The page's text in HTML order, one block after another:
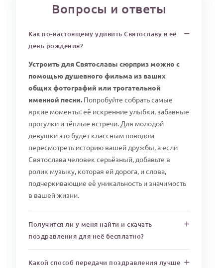
Вопросы и ответы
Как по-настоящему удивить Святославу в её
день рождения?
Устроить для Святославы сюрприз можно с
помощью душевного фильма из ваших
общих фотографий или трогательной
именной песни. Попробуйте собрать самые
яркие моменты: её искренние улыбки, забавные
прогулки и тёплые встречи. Для молодой
девушки это будет классным поводом
пересмотреть историю вашей дружбы, а если
Святослава человек серьёзный, добавьте в
ролик музыку, которая ей дорога, и слова,
подчеркивающие её уникальность и значимость
в вашей жизни.
Получится ли у меня найти и скачать
поздравления для неё бесплатно?
Какой способ передачи поздравления лучше